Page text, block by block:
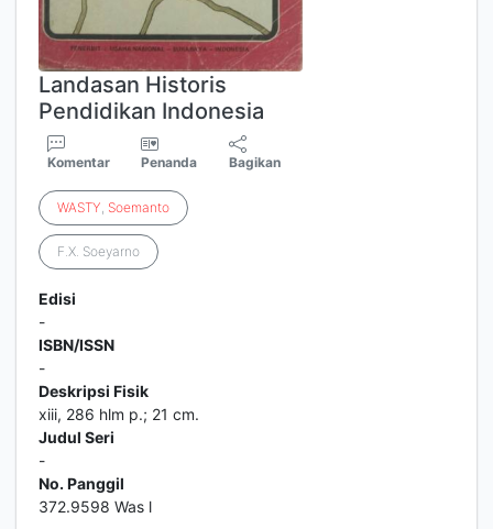
Landasan Historis
Pendidikan Indonesia
Komentar Penanda Bagikan
WASTY, Soemanto
F.X. Soeyarno
Edisi
-
ISBN/ISSN
-
Deskripsi Fisik
xiii, 286 hlm p.; 21 cm.
Judul Seri
-
No. Panggil
372.9598 Was l